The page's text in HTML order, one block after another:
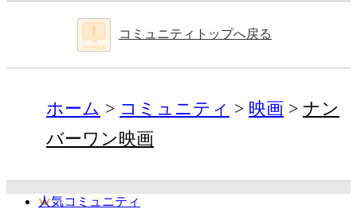
コミュニティトップへ戻る
ホーム コミュニティ 映画
ナン
バーワン映画
人気コミュニティ